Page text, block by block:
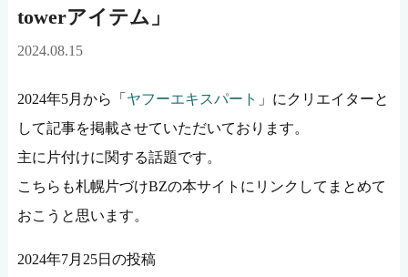
towerアイテム」
2024.08.15
2024年5月から「 ヤフーエキスパート 」にクリエイターと
して記事を掲載させていただいております。
主に片付けに関する話題です。
こちらも札幌片づけBZの本サイトにリンクしてまとめて
おこうと思います。
2024年7月25日の投稿